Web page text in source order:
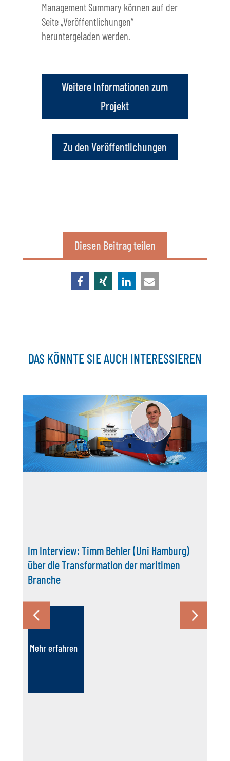
Management Summary können auf der
Seite „Veröffentlichungen“
heruntergeladen werden.
Weitere Informationen zum
Projekt
Zu den Veröffentlichungen
Diesen Beitrag teilen
DAS KÖNNTE SIE AUCH INTERESSIEREN
Im Interview: Timm Behler (Uni Hamburg)
über die Transformation der maritimen
Branche
Mehr erfahren